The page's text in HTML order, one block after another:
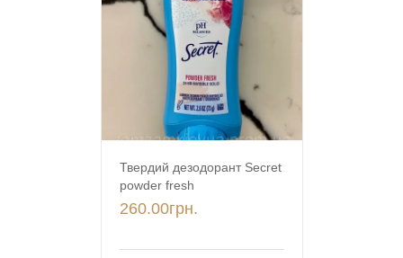
Твердий дезодорант Secret
powder fresh
260.00грн.